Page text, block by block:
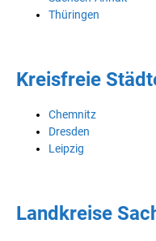
Thüringen
Kreisfreie
Chemnitz
Dresden
Leipzig
Landkreise